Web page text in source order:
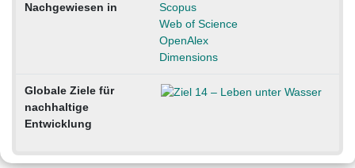
Nachgewiesen in
Scopus
Web of Science
OpenAlex
Dimensions
Globale Ziele für
nachhaltige
Entwicklung